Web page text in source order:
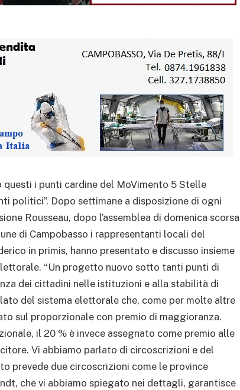
i punti cardine del MoVimento 5 Stelle
politici”. Dopo settimane a disposizione di ogni
Rousseau, dopo l’assemblea di domenica scorsa
di Campobasso i rappresentanti locali del
in primis, hanno presentato e discusso insieme
“Un progetto nuovo sotto tanti punti di
dei cittadini nelle istituzioni e alla stabilità di
del sistema elettorale che, come per molte altre
sul proporzionale con premio di maggioranza.
il 20 % è invece assegnato come premio alle
Vi abbiamo parlato di circoscrizioni e del
prevede due circoscrizioni come le province
che vi abbiamo spiegato nei dettagli, garantisce